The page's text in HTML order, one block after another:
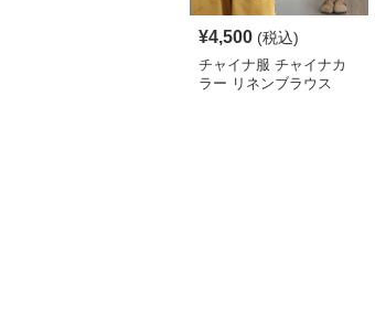
¥4,500 (税込)
チャイナ服 チャイナカ
ラー リネンブラウス